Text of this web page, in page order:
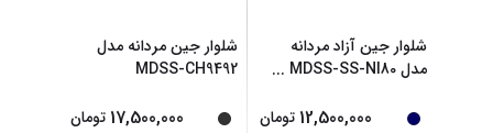
شلوار جین آزاد مردانه
مدل MDSS-SS-NI80
...
12,500,000 تومان
شلوار جین مردانه مدل
MDSS-CH9492
17,500,000 تومان